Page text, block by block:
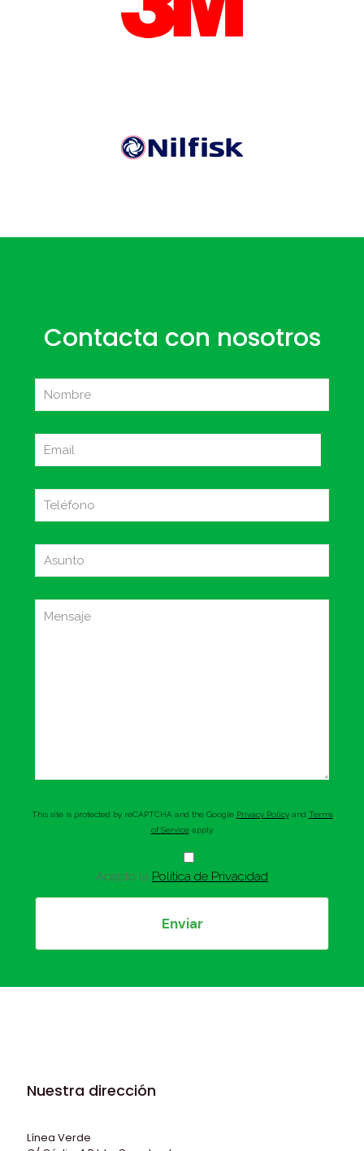
Contacta con nosotros
This site is protected by reCAPTCHA and the Google Privacy Policyand Terms
of Serviceapply.
Acepto la Política de Privacidad
Nuestra dirección
Línea Verde